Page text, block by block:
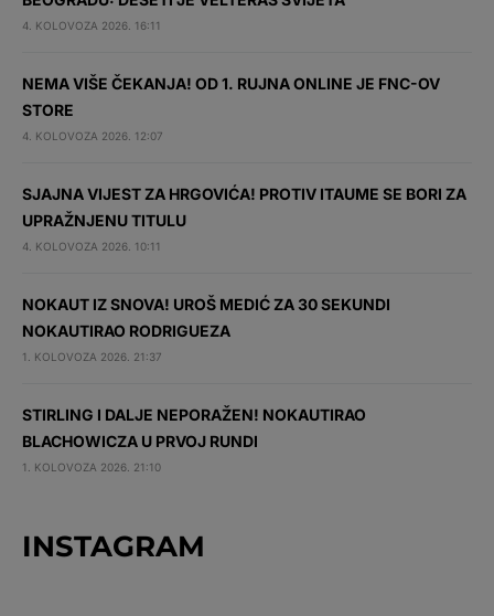
4. KOLOVOZA 2026. 16:11
NEMA VIŠE ČEKANJA! OD 1. RUJNA ONLINE JE FNC-OV
STORE
4. KOLOVOZA 2026. 12:07
SJAJNA VIJEST ZA HRGOVIĆA! PROTIV ITAUME SE BORI ZA
UPRAŽNJENU TITULU
4. KOLOVOZA 2026. 10:11
NOKAUT IZ SNOVA! UROŠ MEDIĆ ZA 30 SEKUNDI
NOKAUTIRAO RODRIGUEZA
1. KOLOVOZA 2026. 21:37
STIRLING I DALJE NEPORAŽEN! NOKAUTIRAO
BLACHOWICZA U PRVOJ RUNDI
1. KOLOVOZA 2026. 21:10
INSTAGRAM